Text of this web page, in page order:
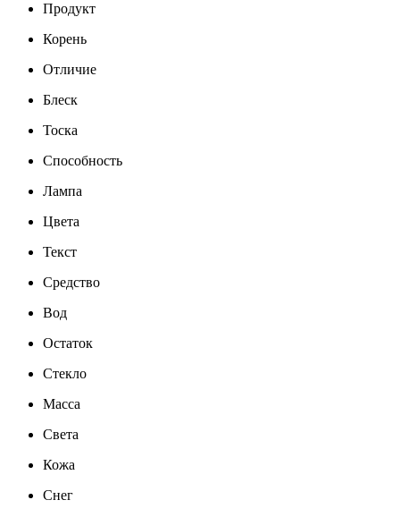
Продукт
Корень
Отличие
Блеск
Тоска
Способность
Лампа
Цвета
Текст
Средство
Вод
Остаток
Стекло
Масса
Света
Кожа
Снег